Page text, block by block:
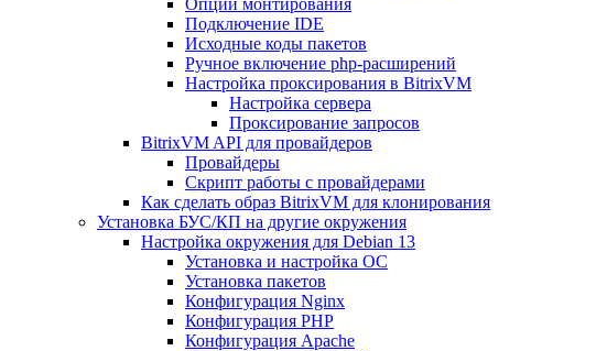
Опции монтирования
Подключение IDE
Исходные коды пакетов
Ручное включение php-расширений
Настройка проксирования в BitrixVM
Настройка сервера
Проксирование запросов
BitrixVM API для провайдеров
Провайдеры
Скрипт работы с провайдерами
Как сделать образ BitrixVM для клонирования
Установка БУС/КП на другие окружения
Настройка окружения для Debian 13
Установка и настройка ОС
Установка пакетов
Конфигурация Nginx
Конфигурация PHP
Конфигурация Apache